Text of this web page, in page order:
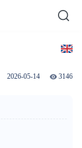
2026-05-14 3146